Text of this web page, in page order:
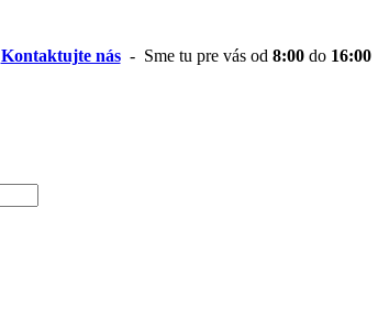
Kontaktujte nás- Sme tu pre vás od 8:00do 16:00